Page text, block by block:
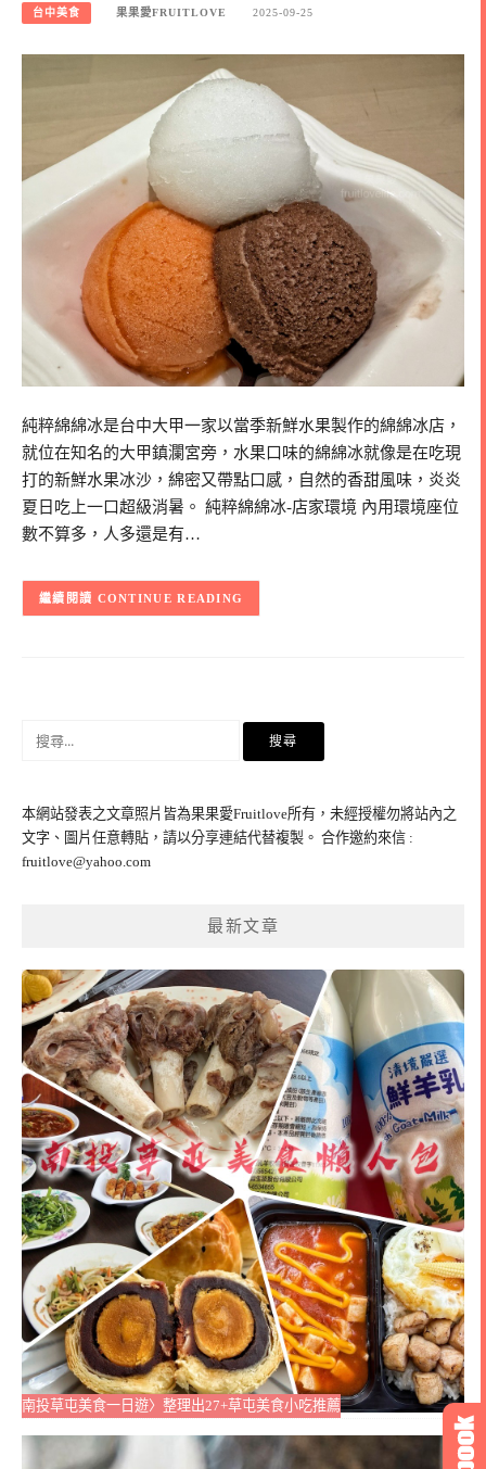
台中美食 果果愛FRUITLOVE 2025-09-25
純粹綿綿冰是台中大甲一家以當季新鮮水果製作的綿綿冰店，
就位在知名的大甲鎮瀾宮旁，水果口味的綿綿冰就像是在吃現
打的新鮮水果冰沙，綿密又帶點口感，自然的香甜風味，炎炎
夏日吃上一口超級消暑。 純粹綿綿冰-店家環境 內用環境座位
數不算多，人多還是有…
CONTINUE READING
字:
本網站發表之文章照片皆為果果愛Fruitlove所有，未經授權勿將站內之
文字、圖片任意轉貼，請以分享連結代替複製。 合作邀約來信 :
fruitlove@yahoo.com
最新文章
南投草屯美食一日遊〉整理出27+草屯美食小吃推薦